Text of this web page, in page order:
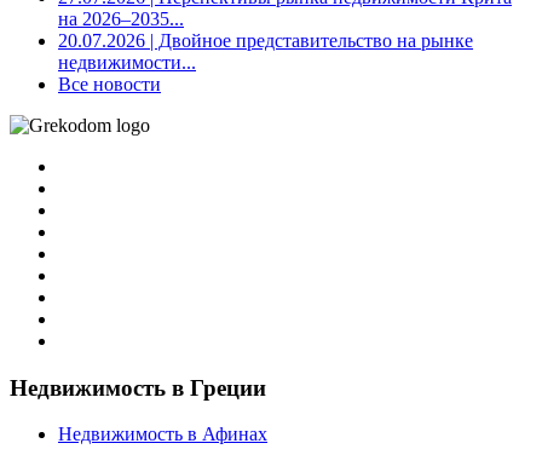
на 2026–2035...
20.07.2026 | Двойное представительство на рынке
недвижимости...
Все новости
Недвижимость в Греции
Недвижимость в Афинах